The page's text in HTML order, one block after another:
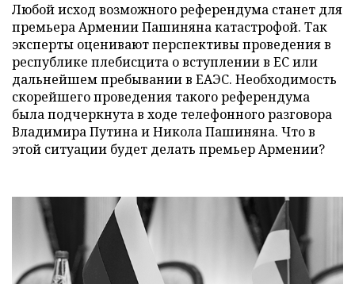
Любой исход возможного референдума станет для
премьера Армении Пашиняна катастрофой. Так
эксперты оценивают перспективы проведения в
республике плебисцита о вступлении в ЕС или
дальнейшем пребывании в ЕАЭС. Необходимость
скорейшего проведения такого референдума
была подчеркнута в ходе телефонного разговора
Владимира Путина и Никола Пашиняна. Что в
этой ситуации будет делать премьер Армении?